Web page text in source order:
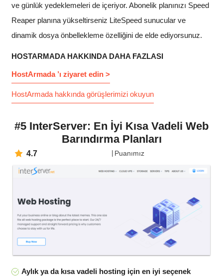
ve günlük yedeklemeleri de içeriyor. Abonelik planınızı Speed
Reaper planına yükseltirseniz LiteSpeed sunucular ve
dinamik dosya önbellekleme özelliğini de elde ediyorsunuz.
HOSTARMADA HAKKINDA DAHA FAZLASI
HostArmada ’ı ziyaret edin >
HostArmada hakkında görüşlerimizi okuyun
#5 InterServer: En İyi Kısa Vadeli Web
Barındırma Planları
4.7 Puanımız
Aylık ya da kısa vadeli hosting için en iyi seçenek